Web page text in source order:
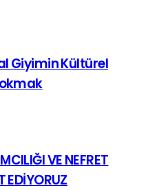
Giyimin Kültürel
VE NEFRET
EDİYORUZ